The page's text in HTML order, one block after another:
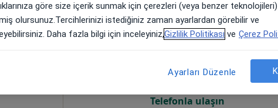
Bugün
8 Ağustos
Yarın
9 Ağustos
Pzt,
10 Ağustos
Sal,
11
Online randevu erişime kapalı
Telefonla ulaşın
göre size içerik sunmak için çerezleri (veya benzer
olursunuz.Tercihlerinizi istediğiniz zaman ayarlardan görebilir ve
Daha fazla bilgi için inceleyiniz,Gizlilik Politikası ve Çerez
Ayarları Düzenle